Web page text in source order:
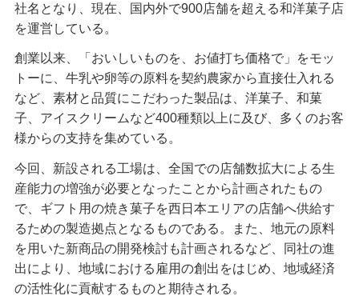
社名となり、現在、国内外で900店舗を超える和洋菓子店
を運営している。
創業以来、「おいしいものを、お値打ち価格で」をモッ
トーに、牛乳や卵等の原料を契約農家から直接仕入れる
など、素材と品質にこだわった製品は、洋菓子、和菓
子、アイスクリームなど400種類以上に及び、多くのお客
様からの支持を集めている。
今回、新設される工場は、全国での店舗数拡大による生
産能力の増強が必要となったことから計画されたもの
で、ギフト用の焼き菓子を西日本エリアの店舗へ供給す
るための製造拠点となるものである。また、地元の原料
を用いた新商品の開発検討も計画されるなど、同社の進
出により、地域における雇用の創出をはじめ、地域経済
の活性化に貢献するものと期待される。